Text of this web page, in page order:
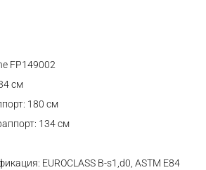
FP149002
см
180 см
134 см
EUROCLASS B-s1,d0, ASTM E84